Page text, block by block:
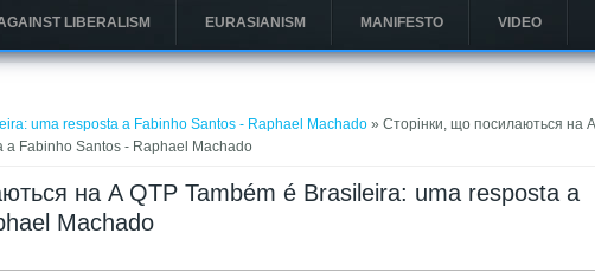
LIBERALISM EURASIANISM MANIFESTO VIDEO
uma resposta a Fabinho Santos - Raphael Machado » Сторінки, що посилаються на
a Fabinho Santos - Raphael Machado
на A QTP Também é Brasileira: uma resposta a
Machado